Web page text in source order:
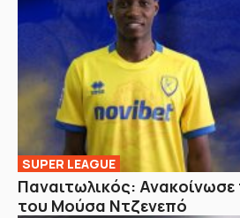
SUPER LEAGUE
Παναιτωλικός:
του Μούσα Ντζενεπό